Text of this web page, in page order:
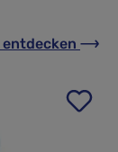
entdecken